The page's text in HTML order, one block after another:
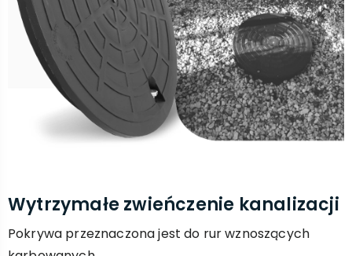
Wytrzymałe zwieńczenie kanalizacji
Pokrywa przeznaczona jest do rur wznoszących